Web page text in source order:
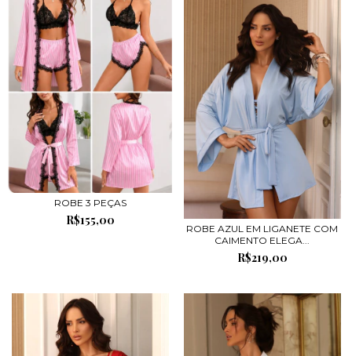
ROBE 3 PEÇAS
R$155,00
ROBE AZUL EM LIGANETE COM
CAIMENTO ELEGA...
R$219,00